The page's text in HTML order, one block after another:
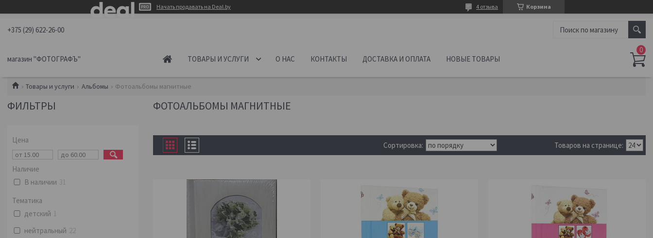
Начать продавать на Deal.by Корзина
4 отзыва
+375 (29) 622-26-00
магазин "ФОТОГРАФЪ" ТОВАРЫ И УСЛУГИ О НАС КОНТАКТЫ ДОСТАВКА И ОПЛАТА НОВЫЕ ТОВАРЫ
Товары и услуги Альбомы Фотоальбомы магнитные
ФОТОАЛЬБОМЫ МАГНИТНЫЕ
ФИЛЬТРЫ
Цена
Наличие
В наличии 31
Тематика
детский 1
нейтральный 22